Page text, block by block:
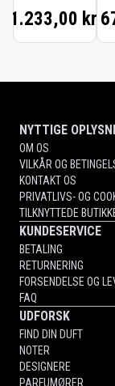
1.233,00 kr.
NYTTIGE
OM OS
VILKÅR OG
KONTAKT OS
PRIVATLIVS- OG
TILKNYTTEDE
KUNDESERVICE
BETALING
RETURNERING
FORSENDELSE OG
FAQ
UDFORSK
FIND DIN DUFT
NOTER
DESIGNERE
PARFUMØRER